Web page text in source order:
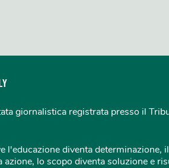
giornalistica registrata presso il
l'educazione diventa determinazione, il
azione, lo scopo diventa soluzione e